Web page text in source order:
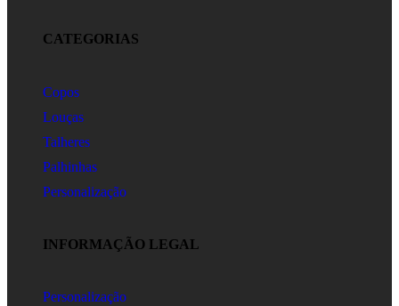
CATEGORIAS
Copos
Louças
Talheres
Palhinhas
Personalização
INFORMAÇÃO LEGAL
Personalização